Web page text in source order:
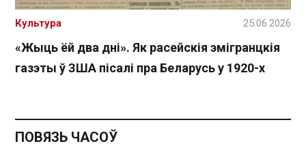
«Жыць ёй два дні». Як расейскія эмігранцкія
газэты ў ЗША пісалі пра Беларусь у 1920-х
Культура 25.06.2026
ПОВЯЗЬ ЧАСОЎ